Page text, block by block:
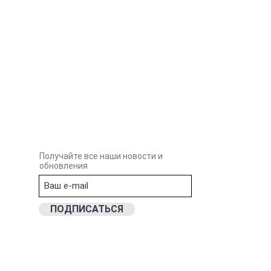
Получайте все наши новости и
обновления
ПОДПИСАТЬСЯ